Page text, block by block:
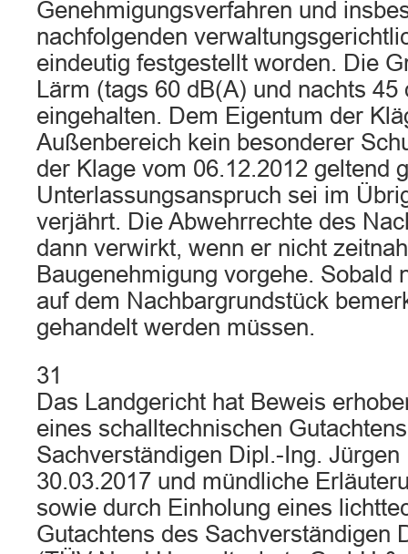
Genehmigungsverfahren und
nachfolgenden
eindeutig festgestellt worden. Die
Lärm (tags 60 dB(A) und nachts
eingehalten. Dem Eigentum der
Außenbereich kein besonderer
der Klage vom 06.12.2012 geltend
Unterlassungsanspruch sei im
verjährt. Die Abwehrrechte des
dann verwirkt, wenn er nicht
Baugenehmigung vorgehe. Sobald
auf dem Nachbargrundstück
gehandelt werden müssen.
31
Das Landgericht hat Beweis
eines schalltechnischen
Sachverständigen Dipl.-Ing.
30.03.2017 und mündliche
sowie durch Einholung eines
Gutachtens des Sachverständigen